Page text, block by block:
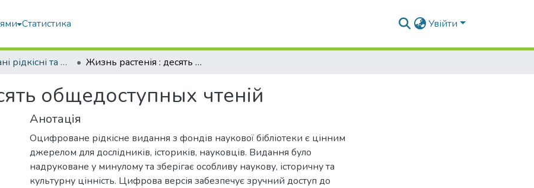
Статистика Увійти
Оцифровані рідкісні та цінні видання з фонду наукової бібліотеки Жизнь растенія : десять общедоступных чтеній
общедоступных чтеній
Анотація
Оцифроване рідкісне видання з фондів наукової бібліотеки є цінним
джерелом для дослідників, істориків, науковців. Видання було
надруковане у минулому та зберігає особливу наукову, історичну та
культурну цінність. Цифрова версія забезпечує зручний доступ до